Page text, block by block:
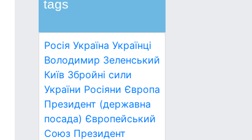
tags
Росія Україна Українці
Володимир Зеленський
Київ Збройні сили
України Росіяни Європа
Президент (державна
посада) Європейський
Союз Президент